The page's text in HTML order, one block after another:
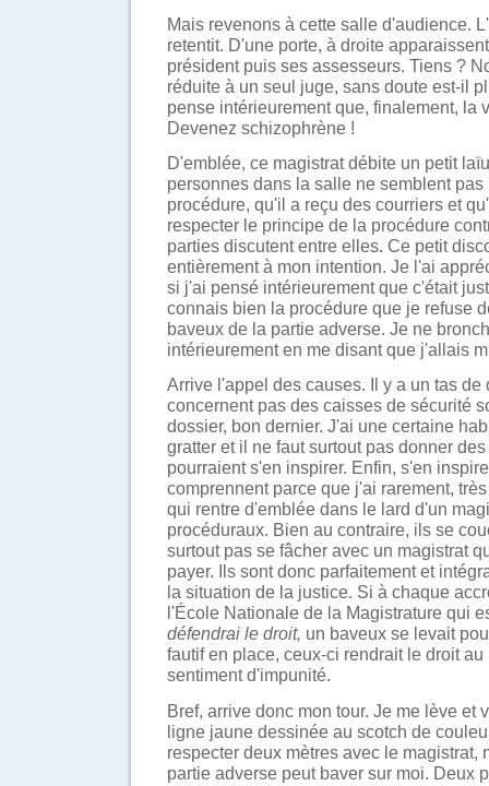
Mais revenons à cette salle d'audience.
retentit. D'une porte, à droite
président puis ses assesseurs. Tiens ?
réduite à un seul juge, sans doute est-il
pense intérieurement que, finalement, la
Devenez schizophrène !
D'emblée, ce magistrat débite un petit
personnes dans la salle ne semblent
procédure, qu'il a reçu des courriers et
respecter le principe de la procédure
parties discutent entre elles. Ce petit
entièrement à mon intention. Je l'ai
si j'ai pensé intérieurement que c'était
connais bien la procédure que je refuse
baveux de la partie adverse. Je ne
intérieurement en me disant que j'allais
Arrive l'appel des causes. Il y a un tas de
concernent pas des caisses de sécurité
dossier, bon dernier. J'ai une certaine
gratter et il ne faut surtout pas donner
pourraient s'en inspirer. Enfin, s'en
comprennent parce que j'ai rarement,
qui rentre d'emblée dans le lard d'un
procéduraux. Bien au contraire, ils se
surtout pas se fâcher avec un magistrat
payer. Ils sont donc parfaitement et
la situation de la justice. Si à chaque
l'École Nationale de la Magistrature qui
défendrai le droit, un baveux se levait
fautif en place, ceux-ci rendrait le droit
sentiment d'impunité.
Bref, arrive donc mon tour. Je me lève et
ligne jaune dessinée au scotch de
respecter deux mètres avec le magistrat,
partie adverse peut baver sur moi. Deux